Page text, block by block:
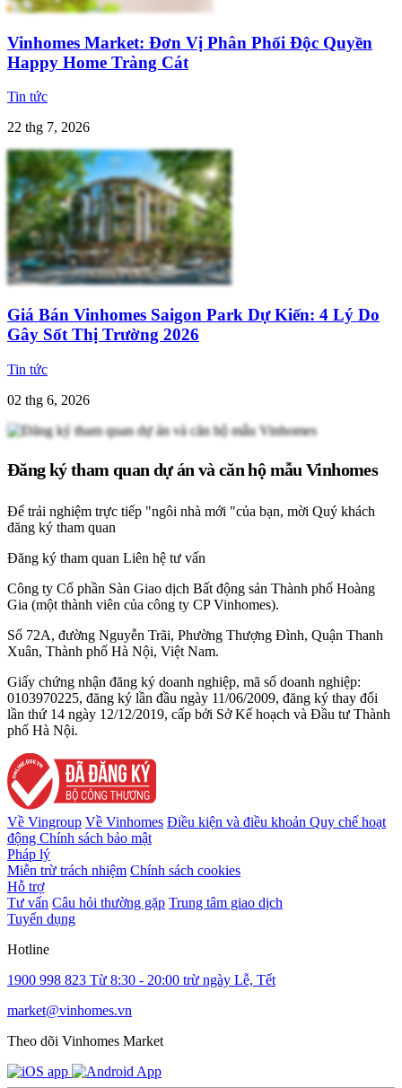
Vinhomes Market: Đơn Vị Phân Phối Độc Quyền
Happy Home Tràng Cát
Tin tức
22 thg 7, 2026
Giá Bán Vinhomes Saigon Park Dự Kiến: 4 Lý Do
Gây Sốt Thị Trường 2026
Tin tức
02 thg 6, 2026
Đăng ký tham quan dự án và căn hộ mẫu Vinhomes
Để trải nghiệm trực tiếp "ngôi nhà mới "của bạn, mời Quý khách
đăng ký tham quan
Đăng ký tham quan Liên hệ tư vấn
Công ty Cổ phần Sàn Giao dịch Bất động sản Thành phố Hoàng
Gia (một thành viên của công ty CP Vinhomes).
Số 72A, đường Nguyễn Trãi, Phường Thượng Đình, Quận Thanh
Xuân, Thành phố Hà Nội, Việt Nam.
Giấy chứng nhận đăng ký doanh nghiệp, mã số doanh nghiệp:
0103970225, đăng ký lần đầu ngày 11/06/2009, đăng ký thay đổi
lần thứ 14 ngày 12/12/2019, cấp bởi Sở Kế hoạch và Đầu tư Thành
phố Hà Nội.
Về Vingroup Về Vinhomes Điều kiện và điều khoản Quy chế hoạt
động Chính sách bảo mật
Pháp lý
Miễn trừ trách nhiệm Chính sách cookies
Hỗ trợ
Tư vấn Câu hỏi thường gặp Trung tâm giao dịch
Tuyển dụng
Hotline
1900 998 823 Từ 8:30 - 20:00 trừ ngày Lễ, Tết
market@vinhomes.vn
Theo dõi Vinhomes Market